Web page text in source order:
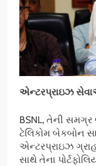
એન્ટરપ્રાઇઝ
BSNL, તેની
ટેલિકોમ બેકબોન
એન્ટરપ્રાઇઝ
સાથે તેના